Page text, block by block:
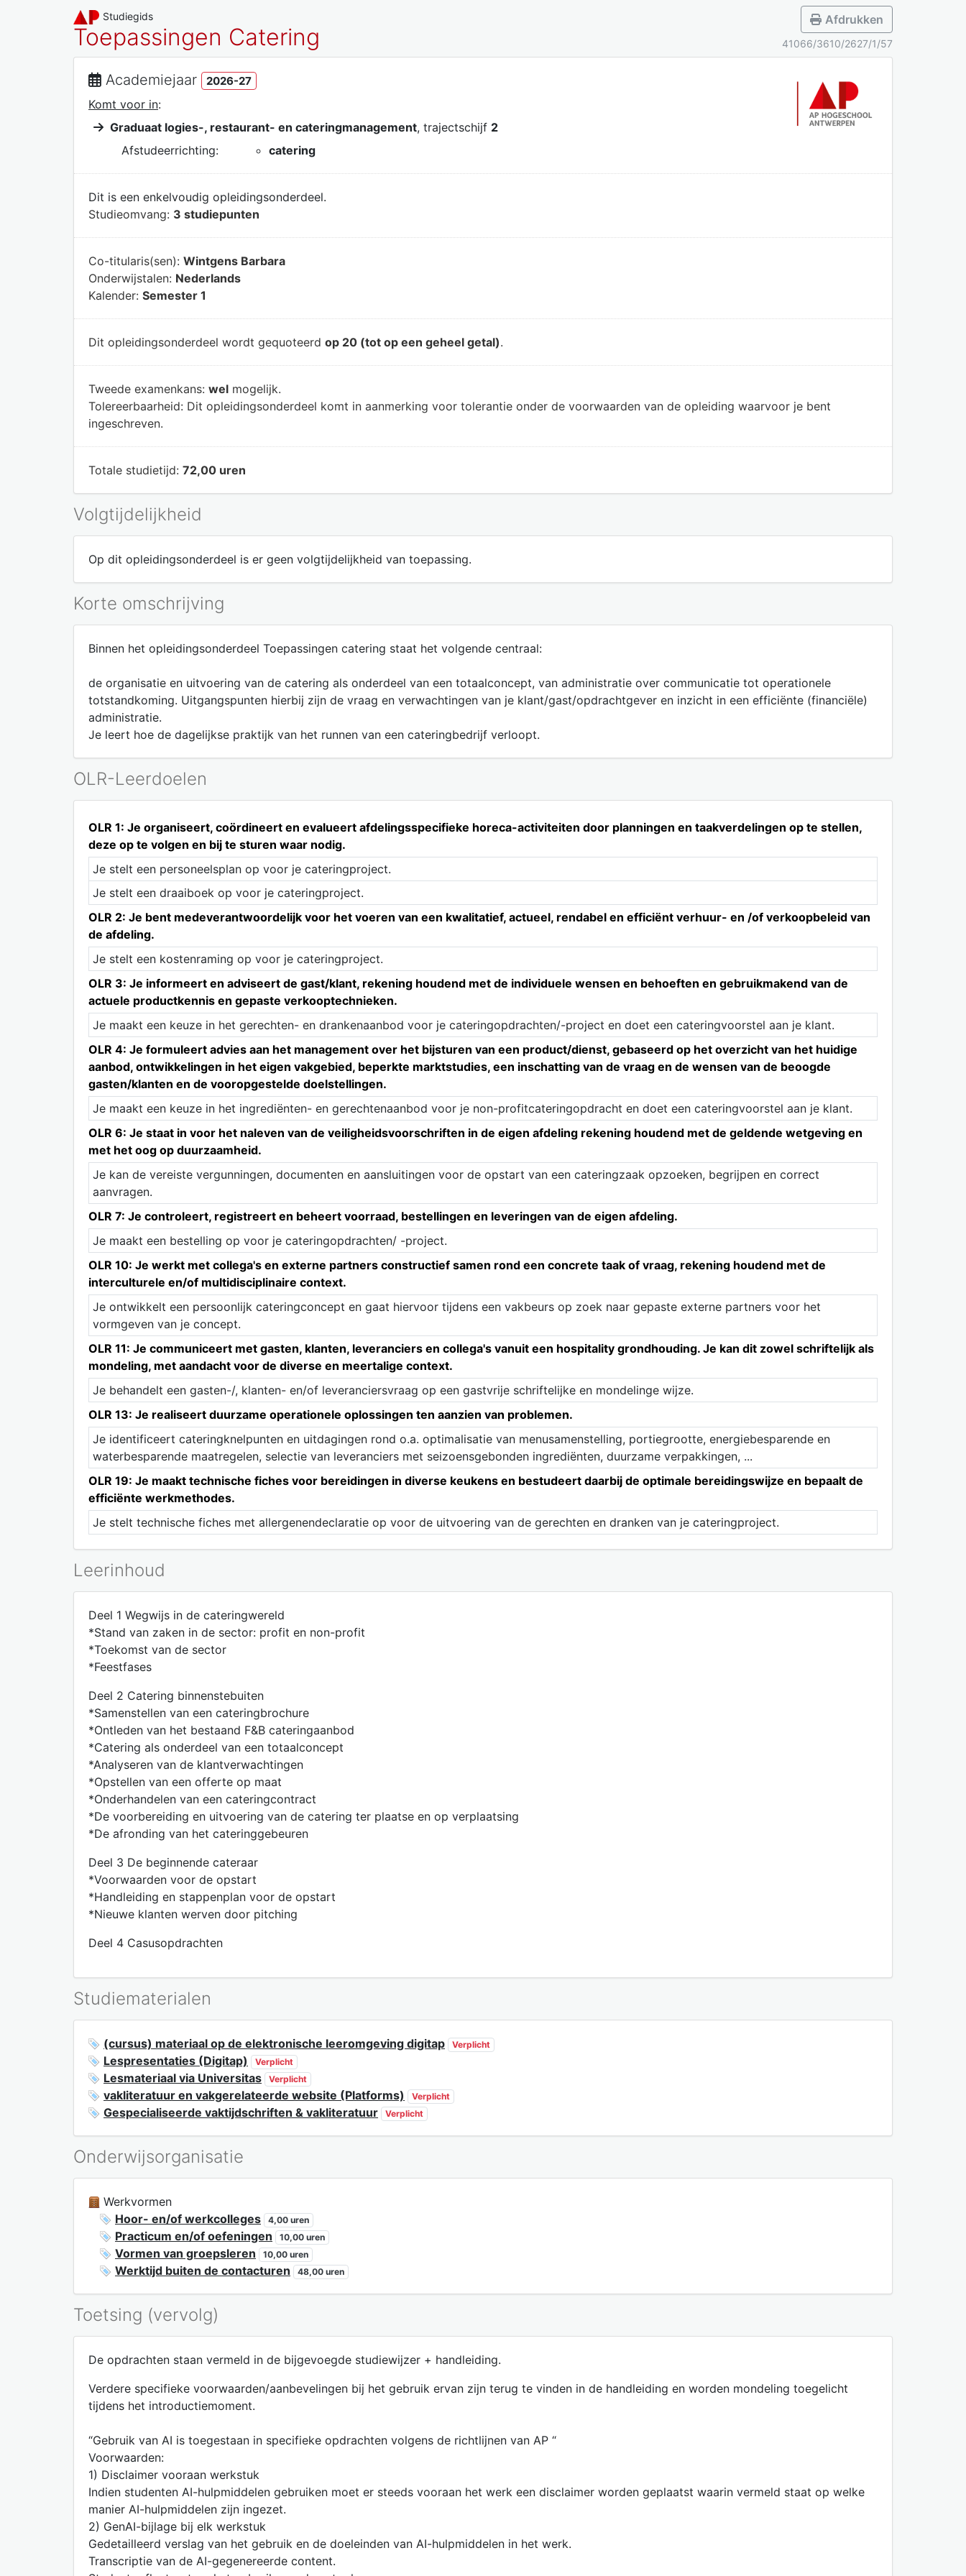
Studiegids
Toepassingen Catering
Afdrukken
41066/3610/2627/1/57
Academiejaar 2026-27
Komt voor in:
Graduaat logies-, restaurant- en cateringmanagement, trajectschijf 2
Afstudeerrichting:
catering
Dit is een enkelvoudig opleidingsonderdeel.
Studieomvang: 3 studiepunten
Co-titularis(sen): Wintgens Barbara
Onderwijstalen: Nederlands
Kalender: Semester 1
Dit opleidingsonderdeel wordt gequoteerd op 20 (tot op een geheel getal).
Tweede examenkans: wel mogelijk.
Tolereerbaarheid: Dit opleidingsonderdeel komt in aanmerking voor tolerantie onder de voorwaarden van de opleiding waarvoor je bent
ingeschreven.
Totale studietijd: 72,00 uren
Volgtijdelijkheid
Op dit opleidingsonderdeel is er geen volgtijdelijkheid van toepassing.
Korte omschrijving
Binnen het opleidingsonderdeel Toepassingen catering staat het volgende centraal:
de organisatie en uitvoering van de catering als onderdeel van een totaalconcept, van administratie over communicatie tot operationele
totstandkoming. Uitgangspunten hierbij zijn de vraag en verwachtingen van je klant/gast/opdrachtgever en inzicht in een efficiënte (financiële)
administratie.
Je leert hoe de dagelijkse praktijk van het runnen van een cateringbedrijf verloopt.
OLR-Leerdoelen
OLR 1: Je organiseert, coördineert en evalueert afdelingsspecifieke horeca-activiteiten door planningen en taakverdelingen op te stellen,
deze op te volgen en bij te sturen waar nodig.
Je stelt een personeelsplan op voor je cateringproject.
Je stelt een draaiboek op voor je cateringproject.
OLR 2: Je bent medeverantwoordelijk voor het voeren van een kwalitatief, actueel, rendabel en efficiënt verhuur- en /of verkoopbeleid van
de afdeling.
Je stelt een kostenraming op voor je cateringproject.
OLR 3: Je informeert en adviseert de gast/klant, rekening houdend met de individuele wensen en behoeften en gebruikmakend van de
actuele productkennis en gepaste verkooptechnieken.
Je maakt een keuze in het gerechten- en drankenaanbod voor je cateringopdrachten/-project en doet een cateringvoorstel aan je klant.
OLR 4: Je formuleert advies aan het management over het bijsturen van een product/dienst, gebaseerd op het overzicht van het huidige
aanbod, ontwikkelingen in het eigen vakgebied, beperkte marktstudies, een inschatting van de vraag en de wensen van de beoogde
gasten/klanten en de vooropgestelde doelstellingen.
Je maakt een keuze in het ingrediënten- en gerechtenaanbod voor je non-profitcateringopdracht en doet een cateringvoorstel aan je klant.
OLR 6: Je staat in voor het naleven van de veiligheidsvoorschriften in de eigen afdeling rekening houdend met de geldende wetgeving en
met het oog op duurzaamheid.
Je kan de vereiste vergunningen, documenten en aansluitingen voor de opstart van een cateringzaak opzoeken, begrijpen en correct
aanvragen.
OLR 7: Je controleert, registreert en beheert voorraad, bestellingen en leveringen van de eigen afdeling.
Je maakt een bestelling op voor je cateringopdrachten/ -project.
OLR 10: Je werkt met collega's en externe partners constructief samen rond een concrete taak of vraag, rekening houdend met de
interculturele en/of multidisciplinaire context.
Je ontwikkelt een persoonlijk cateringconcept en gaat hiervoor tijdens een vakbeurs op zoek naar gepaste externe partners voor het
vormgeven van je concept.
OLR 11: Je communiceert met gasten, klanten, leveranciers en collega's vanuit een hospitality grondhouding. Je kan dit zowel schriftelijk als
mondeling, met aandacht voor de diverse en meertalige context.
Je behandelt een gasten-/, klanten- en/of leveranciersvraag op een gastvrije schriftelijke en mondelinge wijze.
OLR 13: Je realiseert duurzame operationele oplossingen ten aanzien van problemen.
Je identificeert cateringknelpunten en uitdagingen rond o.a. optimalisatie van menusamenstelling, portiegrootte, energiebesparende en
waterbesparende maatregelen, selectie van leveranciers met seizoensgebonden ingrediënten, duurzame verpakkingen, ...
OLR 19: Je maakt technische fiches voor bereidingen in diverse keukens en bestudeert daarbij de optimale bereidingswijze en bepaalt de
efficiënte werkmethodes.
Je stelt technische fiches met allergenendeclaratie op voor de uitvoering van de gerechten en dranken van je cateringproject.
Leerinhoud
Deel 1 Wegwijs in de cateringwereld
*Stand van zaken in de sector: profit en non-profit
*Toekomst van de sector
*Feestfases
Deel 2 Catering binnenstebuiten
*Samenstellen van een cateringbrochure
*Ontleden van het bestaand F&B cateringaanbod
*Catering als onderdeel van een totaalconcept
*Analyseren van de klantverwachtingen
*Opstellen van een offerte op maat
*Onderhandelen van een cateringcontract
*De voorbereiding en uitvoering van de catering ter plaatse en op verplaatsing
*De afronding van het cateringgebeuren
Deel 3 De beginnende cateraar
*Voorwaarden voor de opstart
*Handleiding en stappenplan voor de opstart
*Nieuwe klanten werven door pitching
Deel 4 Casusopdrachten
Studiematerialen
(cursus) materiaal op de elektronische leeromgeving digitap Verplicht
Lespresentaties (Digitap) Verplicht
Lesmateriaal via Universitas Verplicht
vakliteratuur en vakgerelateerde website (Platforms) Verplicht
Gespecialiseerde vaktijdschriften & vakliteratuur Verplicht
Onderwijsorganisatie
Werkvormen
Hoor- en/of werkcolleges
4,00 uren
Practicum en/of oefeningen 10,00 uren
Vormen van groepsleren 10,00 uren
Werktijd buiten de contacturen 48,00 uren
Toetsing (vervolg)
De opdrachten staan vermeld in de bijgevoegde studiewijzer + handleiding.
Verdere specifieke voorwaarden/aanbevelingen bij het gebruik ervan zijn terug te vinden in de handleiding en worden mondeling toegelicht
tijdens het introductiemoment.
“Gebruik van AI is toegestaan in specifieke opdrachten volgens de richtlijnen van AP “
Voorwaarden:
1) Disclaimer vooraan werkstuk
Indien studenten AI-hulpmiddelen gebruiken moet er steeds vooraan het werk een disclaimer worden geplaatst waarin vermeld staat op welke
manier AI-hulpmiddelen zijn ingezet.
2) GenAI-bijlage bij elk werkstuk
Gedetailleerd verslag van het gebruik en de doeleinden van AI-hulpmiddelen in het werk.
Transcriptie van de AI-gegenereerde content.